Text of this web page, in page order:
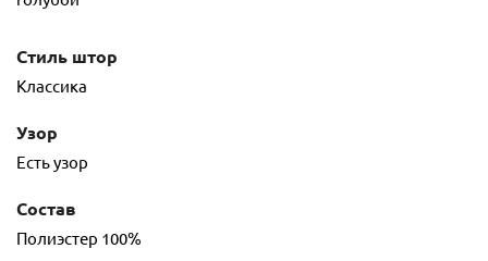
Стиль штор
Классика
Узор
Есть узор
Состав
Полиэстер 100%